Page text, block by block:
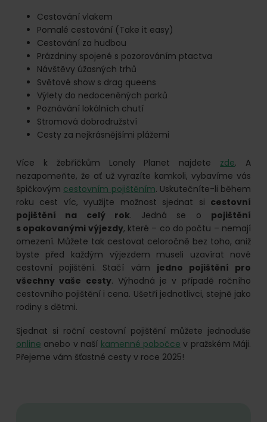
Cestování vlakem
Pomalé cestování (Take it easy)
Cestování za hudbou
Prázdniny spojené s pozorováním ptactva
Návštěvy úžasných trhů
Světové show s drag queens
Výlety do nedoceněných parků
Poznávání lokálních chutí
Stromová dobrodružství
Cesty za nejkrásnějšími plážemi
Více k žebříčkům Lonely Planet najdete zde. A
nezapomeňte, že ať už vyrazíte kamkoli, vybavíme vás
špičkovým cestovním pojištěním. Uskutečníte-li během
roku cest víc, využijte možnost sjednat si cestovní
pojištění na celý rok. Jedná se o pojištění
s opakovanými výjezdy, které – co do počtu – nemají
omezení. Můžete tak cestovat celoročně bez toho, aniž
byste před každým výjezdem museli uzavírat nové
cestovní pojištění. Stačí vám jedno pojištění pro
všechny vaše cesty. Výhodná je v případě ročního
cestovního pojištění i cena. Ušetří jednotlivci, stejně jako
rodiny s dětmi.
Sjednat si roční cestovní pojištění můžete jednoduše
online anebo v naší kamenné pobočce v pražském Máji.
Přejeme vám šťastné cesty v roce 2025!